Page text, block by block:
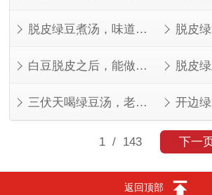
脱皮绿豆煮汤，味道其实不一样
白豆脱皮之后，能做的菜比想象中多
三伏天喝绿豆汤，老一辈的讲究有道理
1/ 143 下一
返回顶部